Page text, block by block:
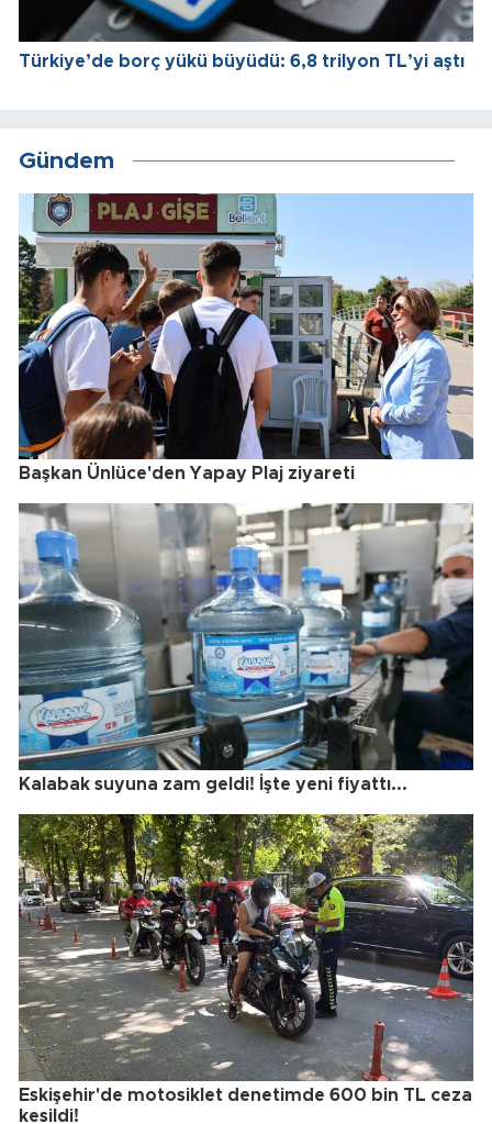
Türkiye’de borç yükü büyüdü: 6,8 trilyon TL’yi aştı
Gündem
Başkan Ünlüce'den Yapay Plaj ziyareti
Kalabak suyuna zam geldi! İşte yeni fiyattı...
Eskişehir'de motosiklet denetimde 600 bin TL ceza
kesildi!